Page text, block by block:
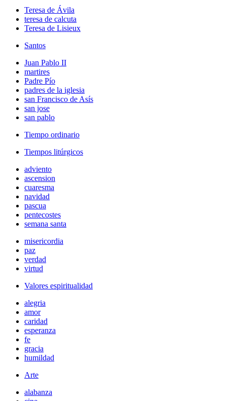
Teresa de Ávila
teresa de calcuta
Teresa de Lisieux
Santos
Juan Pablo II
martires
Padre Pío
padres de la iglesia
san Francisco de Asís
san jose
san pablo
Tiempo ordinario
Tiempos litúrgicos
adviento
ascension
cuaresma
navidad
pascua
pentecostes
semana santa
misericordia
paz
verdad
virtud
Valores espiritualidad
alegria
amor
caridad
esperanza
fe
gracia
humildad
Arte
alabanza